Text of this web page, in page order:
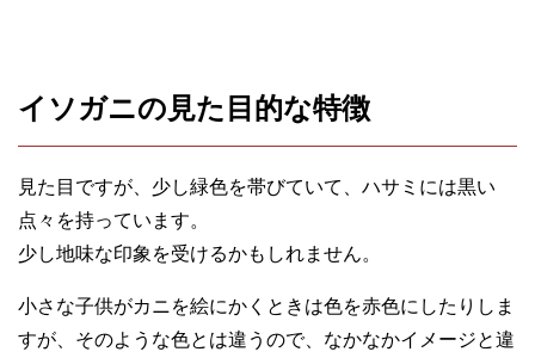
イソガニの見た目的な特徴
見た目ですが、少し緑色を帯びていて、ハサミには黒い
点々を持っています。
少し地味な印象を受けるかもしれません。
小さな子供がカニを絵にかくときは色を赤色にしたりしま
すが、そのような色とは違うので、なかなかイメージと違